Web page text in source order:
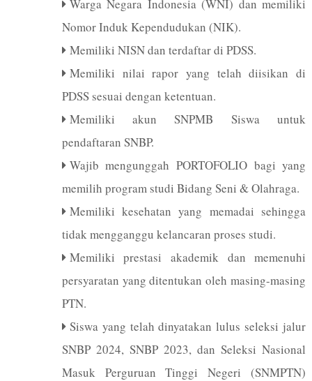
Warga Negara Indonesia (WNI) dan memiliki
Nomor Induk Kependudukan (NIK).
Memiliki NISN dan terdaftar di PDSS.
Memiliki nilai rapor yang telah diisikan di
PDSS sesuai dengan ketentuan.
Memiliki akun SNPMB Siswa untuk
pendaftaran SNBP.
Wajib mengunggah PORTOFOLIO bagi yang
memilih program studi Bidang Seni & Olahraga.
Memiliki kesehatan yang memadai sehingga
tidak mengganggu kelancaran proses studi.
Memiliki prestasi akademik dan memenuhi
persyaratan yang ditentukan oleh masing-masing
PTN.
Siswa yang telah dinyatakan lulus seleksi jalur
SNBP 2024, SNBP 2023, dan Seleksi Nasional
Masuk Perguruan Tinggi Negeri (SNMPTN)